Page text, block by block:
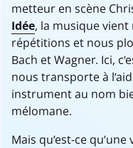
metteur en scène
Idée, la musique
répétitions et nous
Bach et Wagner. Ici,
nous transporte à
instrument au nom
mélomane.
Mais qu’est-ce